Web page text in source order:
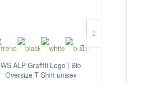
WS ALP Graffiti Logo | Bio
Oversize T-Shirt unisex